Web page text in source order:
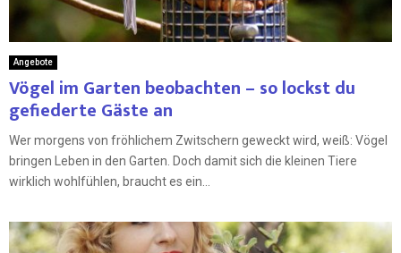
Angebote
Vögel im Garten beobachten – so lockst du
gefiederte Gäste an
Wer morgens von fröhlichem Zwitschern geweckt wird, weiß: Vögel
bringen Leben in den Garten. Doch damit sich die kleinen Tiere
wirklich wohlfühlen, braucht es ein...